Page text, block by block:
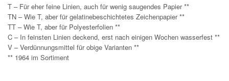
T – Für eher feine Linien, auch für wenig saugendes Papier **
TN – Wie T, aber für gelatinebeschichtetes Zeichenpapier **
TT – Wie T, aber für Polyesterfolien **
C – In feinsten Linien deckend, erst nach einigen Wochen wasserfest **
V – Verdünnungsmittel für obige Varianten **
** 1964 im Sortiment